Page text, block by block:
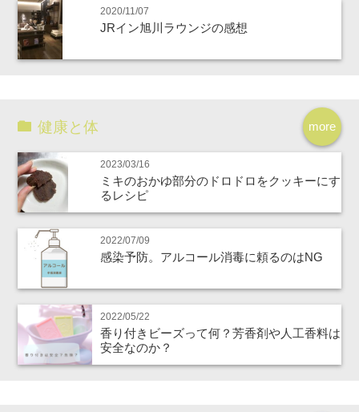
2020/11/07
JRイン旭川ラウンジの感想
more
健康と体
2023/03/16
ミキのおかゆ部分のドロドロをクッキーにす
るレシピ
2022/07/09
感染予防。アルコール消毒に頼るのはNG
2022/05/22
香り付きビーズって何？芳香剤や人工香料は
安全なのか？